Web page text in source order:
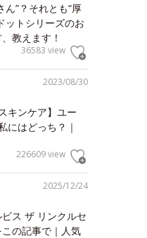
ん”？それとも“厚
ットシリーズのお
教えます！
36583 view
2023/08/30
キンケア】ユー
にはどっち？｜
226609 view
2025/12/24
ビス ザ リンクルセ
の記事で｜人気